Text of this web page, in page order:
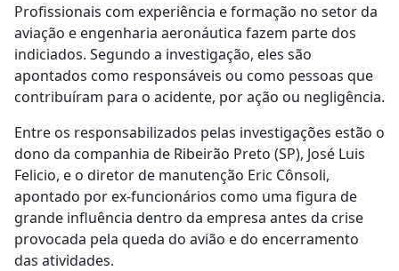
Profissionais com experiência e formação no setor da
aviação e engenharia aeronáutica fazem parte dos
indiciados. Segundo a investigação, eles são
apontados como responsáveis ou como pessoas que
contribuíram para o acidente, por ação ou negligência.
Entre os responsabilizados pelas investigações estão o
dono da companhia de Ribeirão Preto (SP), José Luis
Felicio, e o diretor de manutenção Eric Cônsoli,
apontado por ex-funcionários como uma figura de
grande influência dentro da empresa antes da crise
provocada pela queda do avião e do encerramento
das atividades.